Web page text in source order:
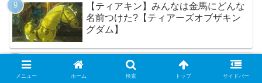
【ティアキン】みんなは金馬にどんな
名前つけた?【ティアーズオブザキン
グダム】
【ティアキン】七宝のナイフって何が
そんなに強いの?【ティアーズオブザ
メニュー ホーム 検索 トップ サイドバー